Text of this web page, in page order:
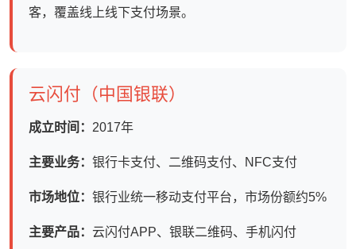
客，覆盖线上线下支付场景。
云闪付（中国银联）
成立时间： 2017年
主要业务： 银行卡支付、二维码支付、NFC支付
市场地位： 银行业统一移动支付平台，市场份额约5%
主要产品： 云闪付APP、银联二维码、手机闪付